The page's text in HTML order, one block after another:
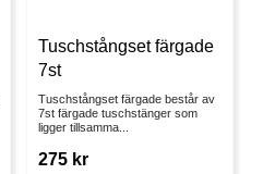
Tuschstångset färgade
7st
Tuschstångset färgade består av
7st färgade tuschstänger som
ligger tillsamma...
275 kr